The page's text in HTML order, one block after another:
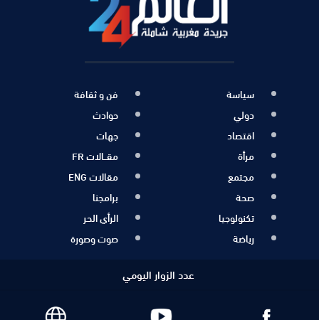
سياسة
دولي
اقتصاد
مرأة
مجتمع
صحة
تكنولوجيا
رياضة
فن و ثقافة
حوادث
جهات
مقــالات FR
مقالات ENG
برامجنا
الرأي الحر
صوت وصورة
عدد الزوار اليومي